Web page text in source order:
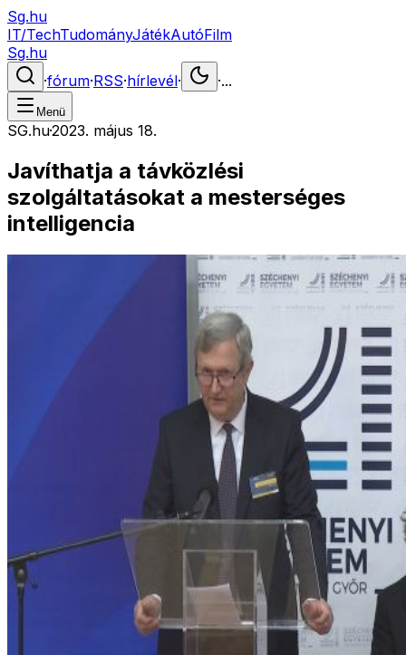
Sg.hu
IT/TechTudományJátékAutóFilm
Sg.hu
·fórum·RSS·hírlevél· ·...
Menü
SG.hu·2023. május 18.
Javíthatja a távközlési
szolgáltatásokat a mesterséges
intelligencia